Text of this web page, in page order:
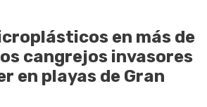
en más de
cangrejos invasores
en playas de Gran